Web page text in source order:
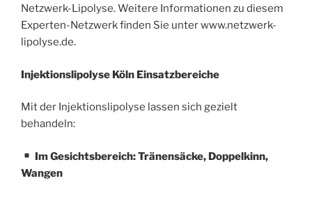
Netzwerk-Lipolyse. Weitere Informationen zu diesem
Experten-Netzwerk finden Sie unter www.netzwerk-
lipolyse.de.
Injektionslipolyse Köln Einsatzbereiche
Mit der Injektionslipolyse lassen sich gezielt
behandeln:
Im Gesichtsbereich: Tränensäcke, Doppelkinn,
Wangen